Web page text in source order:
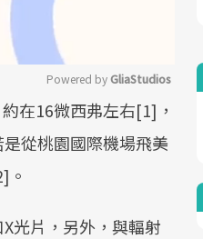
Mute
Powered by GliaStudios
在16微西弗左右[1]，
從桃園國際機場飛美
。
光片，另外，與輻射